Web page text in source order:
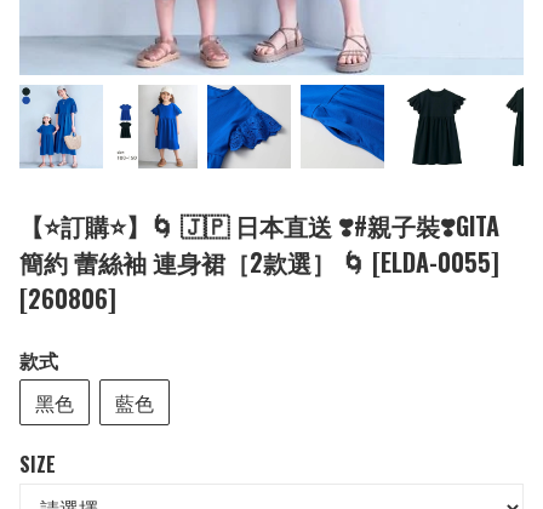
【⭐訂購⭐】🌀 🇯🇵 日本直送 ❣️#親子裝❣️GITA
簡約 蕾絲袖 連身裙［2款選］ 🌀 [ELDA-0055]
[260806]
款式
黑色
藍色
SIZE